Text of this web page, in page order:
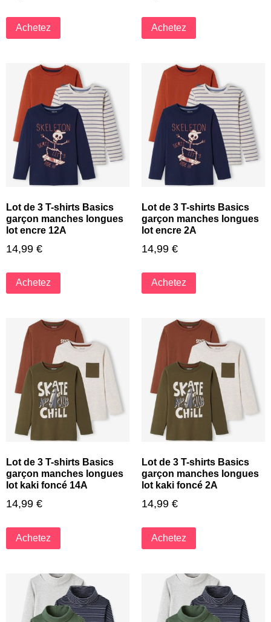
Achetez Achetez
Lot de 3 T-shirts Basics
garçon manches longues
lot encre 12A
14,99 €
Achetez
Lot de 3 T-shirts Basics
garçon manches longues
lot encre 2A
14,99 €
Achetez
Lot de 3 T-shirts Basics
garçon manches longues
lot kaki foncé 14A
14,99 €
Achetez
Lot de 3 T-shirts Basics
garçon manches longues
lot kaki foncé 2A
14,99 €
Achetez